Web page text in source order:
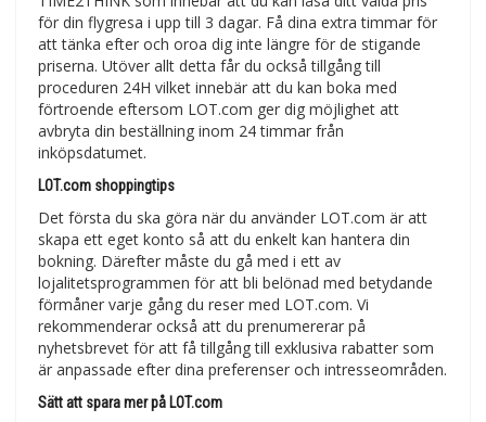
för din flygresa i upp till 3 dagar. Få dina extra timmar för
att tänka efter och oroa dig inte längre för de stigande
priserna. Utöver allt detta får du också tillgång till
proceduren 24H vilket innebär att du kan boka med
förtroende eftersom LOT.com ger dig möjlighet att
avbryta din beställning inom 24 timmar från
inköpsdatumet.
LOT.com shoppingtips
Det första du ska göra när du använder LOT.com är att
skapa ett eget konto så att du enkelt kan hantera din
bokning. Därefter måste du gå med i ett av
lojalitetsprogrammen för att bli belönad med betydande
förmåner varje gång du reser med LOT.com. Vi
rekommenderar också att du prenumererar på
nyhetsbrevet för att få tillgång till exklusiva rabatter som
är anpassade efter dina preferenser och intresseområden.
Sätt att spara mer på LOT.com